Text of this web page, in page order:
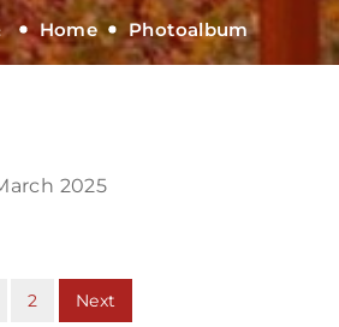
Home Photoalbum
2025
2 Next